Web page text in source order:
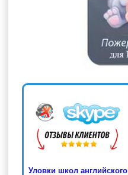
Уловки школ английского